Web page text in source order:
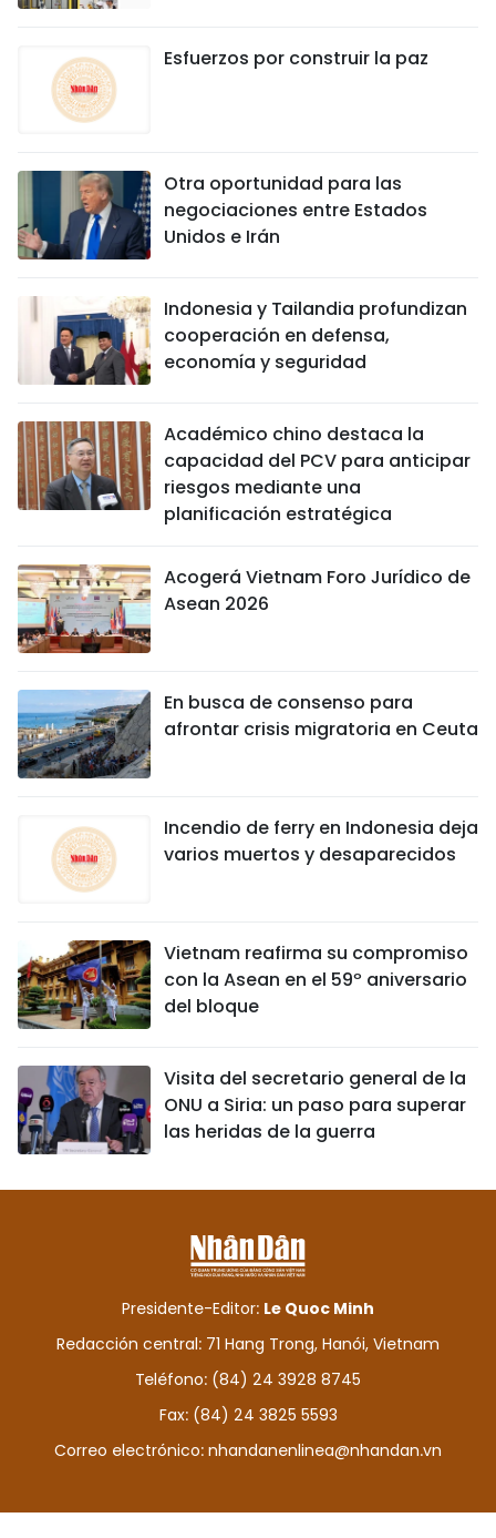
Esfuerzos por construir la paz
Otra oportunidad para las
negociaciones entre Estados
Unidos e Irán
Indonesia y Tailandia profundizan
cooperación en defensa,
economía y seguridad
Académico chino destaca la
capacidad del PCV para anticipar
riesgos mediante una
planificación estratégica
Acogerá Vietnam Foro Jurídico de
Asean 2026
En busca de consenso para
afrontar crisis migratoria en Ceuta
Incendio de ferry en Indonesia deja
varios muertos y desaparecidos
Vietnam reafirma su compromiso
con la Asean en el 59º aniversario
del bloque
Visita del secretario general de la
ONU a Siria: un paso para superar
las heridas de la guerra
Presidente-Editor: Le Quoc Minh
Redacción central: 71 Hang Trong, Hanói, Vietnam
Teléfono: (84) 24 3928 8745
Fax: (84) 24 3825 5593
Correo electrónico: nhandanenlinea@nhandan.vn